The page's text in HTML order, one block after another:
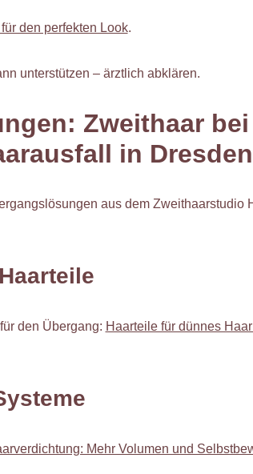
den perfekten Look.
unterstützen – ärztlich abklären.
Zweithaar bei
in Dresden
aus dem Zweithaarstudio
den Übergang: Haarteile für dünnes
Mehr Volumen und